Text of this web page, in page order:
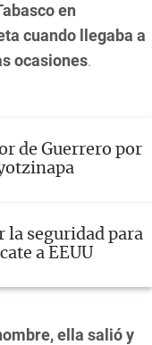
en
cuando llegaba a
ocasiones.
de Guerrero por
la seguridad para
a EEUU
ella salió y